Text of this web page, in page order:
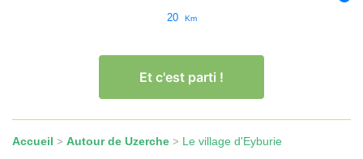
20 Km
Et c'est parti !
Accueil > Autour de Uzerche > Le village d'Eyburie